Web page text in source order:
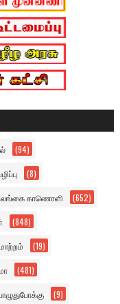
(94)
(8)
காணொளி (652)
(848)
(19)
(481)
(9)